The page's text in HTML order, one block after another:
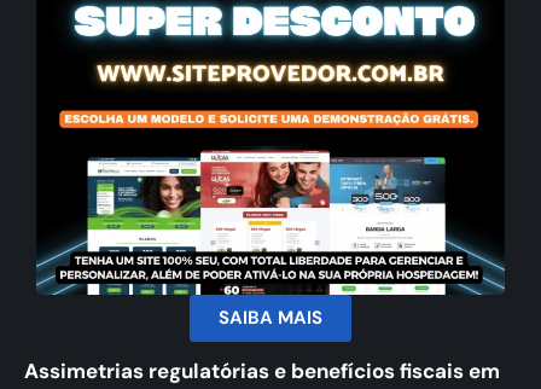
SAIBA MAIS
Assimetrias regulatórias e benefícios fiscais em